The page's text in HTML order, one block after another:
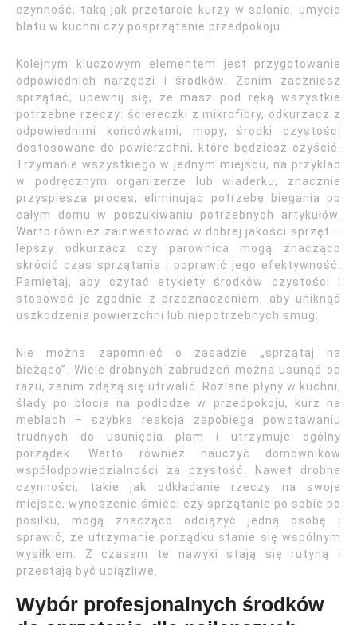
czynność, taką jak przetarcie kurzy w salonie, umycie
blatu w kuchni czy posprzątanie przedpokoju.
Kolejnym kluczowym elementem jest przygotowanie
odpowiednich narzędzi i środków. Zanim zaczniesz
sprzątać, upewnij się, że masz pod ręką wszystkie
potrzebne rzeczy: ściereczki z mikrofibry, odkurzacz z
odpowiednimi końcówkami, mopy, środki czystości
dostosowane do powierzchni, które będziesz czyścić.
Trzymanie wszystkiego w jednym miejscu, na przykład
w podręcznym organizerze lub wiaderku, znacznie
przyspiesza proces, eliminując potrzebę biegania po
całym domu w poszukiwaniu potrzebnych artykułów.
Warto również zainwestować w dobrej jakości sprzęt –
lepszy odkurzacz czy parownica mogą znacząco
skrócić czas sprzątania i poprawić jego efektywność.
Pamiętaj, aby czytać etykiety środków czystości i
stosować je zgodnie z przeznaczeniem, aby uniknąć
uszkodzenia powierzchni lub niepotrzebnych smug.
Nie można zapomnieć o zasadzie „sprzątaj na
bieżąco”. Wiele drobnych zabrudzeń można usunąć od
razu, zanim zdążą się utrwalić. Rozlane płyny w kuchni,
ślady po błocie na podłodze w przedpokoju, kurz na
meblach – szybka reakcja zapobiega powstawaniu
trudnych do usunięcia plam i utrzymuje ogólny
porządek. Warto również nauczyć domowników
współodpowiedzialności za czystość. Nawet drobne
czynności, takie jak odkładanie rzeczy na swoje
miejsce, wynoszenie śmieci czy sprzątanie po sobie po
posiłku, mogą znacząco odciążyć jedną osobę i
sprawić, że utrzymanie porządku stanie się wspólnym
wysiłkiem. Z czasem te nawyki stają się rutyną i
przestają być uciążliwe.
Wybór profesjonalnych środków